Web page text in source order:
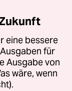
eine bessere
für
Ausgabe von
wäre, wenn